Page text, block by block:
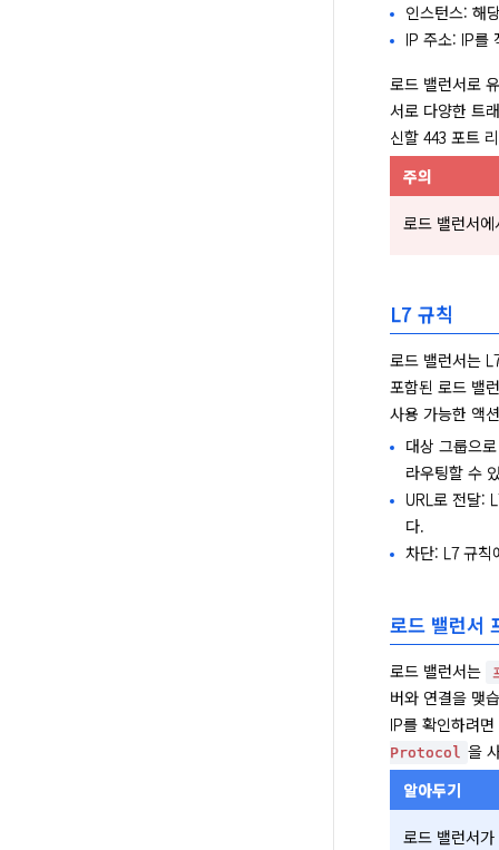
인스턴스: 해
IP 주소: IP를
로드 밸런서로
서로 다양한 트
신할 443 포트
주의
로드 밸런서
L7 규칙
로드 밸런서는
포함된 로드 밸
사용 가능한 액
대상 그룹으
라우팅할 수
URL로 전달:
다.
차단: L7 규칙
로드 밸런서
로드 밸런서는
버와 연결을 맺
IP를 확인하려
Protocol 을
알아두기
로드 밸런서